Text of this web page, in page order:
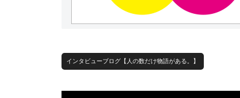
インタビューブログ【人の数だけ物語がある。】